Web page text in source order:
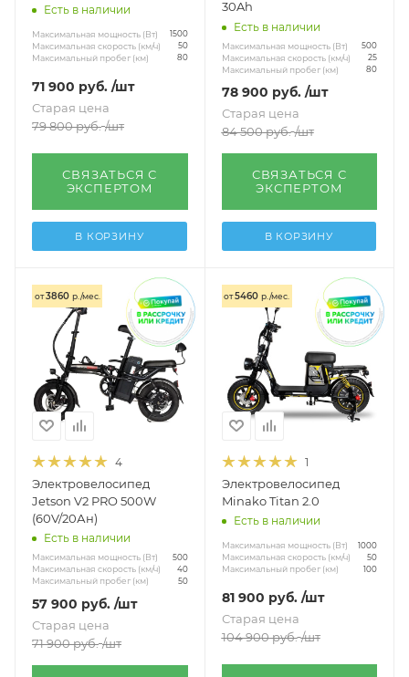
Есть в наличии
Максимальная мощность (Вт) 1500
Максимальная скорость (км/ч) 50
Максимальный пробег (км) 80
71 900 руб. /шт
Старая цена
79 800руб. /шт
СВЯЗАТЬСЯ С
ЭКСПЕРТОМ
В КОРЗИНУ
30Ah
Есть в наличии
Максимальная мощность (Вт) 500
Максимальная скорость (км/ч) 25
Максимальный пробег (км) 80
78 900 руб. /шт
Старая цена
84 500руб. /шт
СВЯЗАТЬСЯ С
ЭКСПЕРТОМ
В КОРЗИНУ
от3860 р./мес.
4
Электровелосипед
Jetson V2 PRO 500W
(60V/20Ан)
Есть в наличии
Максимальная мощность (Вт) 500
Максимальная скорость (км/ч) 40
Максимальный пробег (км) 50
57 900 руб. /шт
Старая цена
71 900руб. /шт
от5460 р./мес.
1
Электровелосипед
Minako Titan 2.0
Есть в наличии
Максимальная мощность (Вт) 1000
Максимальная скорость (км/ч) 50
Максимальный пробег (км) 100
81 900 руб. /шт
Старая цена
104 900руб. /шт